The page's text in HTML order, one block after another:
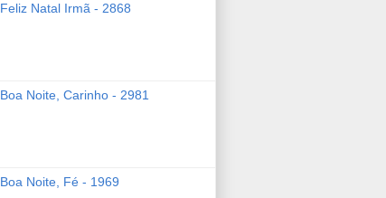
Feliz Natal Irmã - 2868
Boa Noite, Carinho - 2981
Boa Noite, Fé - 1969